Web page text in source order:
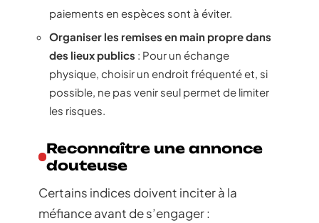
paiements en espèces sont à éviter.
Organiser les remises en main propre dans
des lieux publics : Pour un échange
physique, choisir un endroit fréquenté et, si
possible, ne pas venir seul permet de limiter
les risques.
Reconnaître une annonce
douteuse
Certains indices doivent inciter à la
méfiance avant de s’engager :